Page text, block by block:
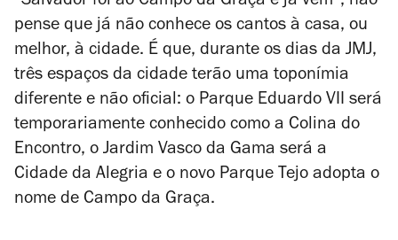
pense que já não conhece os cantos à casa, ou
melhor, à cidade. É que, durante os dias da JMJ,
três espaços da cidade terão uma toponímia
diferente e não oficial: o Parque Eduardo VII será
temporariamente conhecido como a Colina do
Encontro, o Jardim Vasco da Gama será a
Cidade da Alegria e o novo Parque Tejo adopta o
nome de Campo da Graça.